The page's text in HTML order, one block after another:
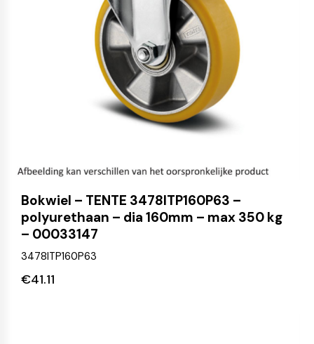
Bokwiel – TENTE 3478ITP160P63 –
polyurethaan – dia 160mm – max 350 kg
– 00033147
3478ITP160P63
€41.11